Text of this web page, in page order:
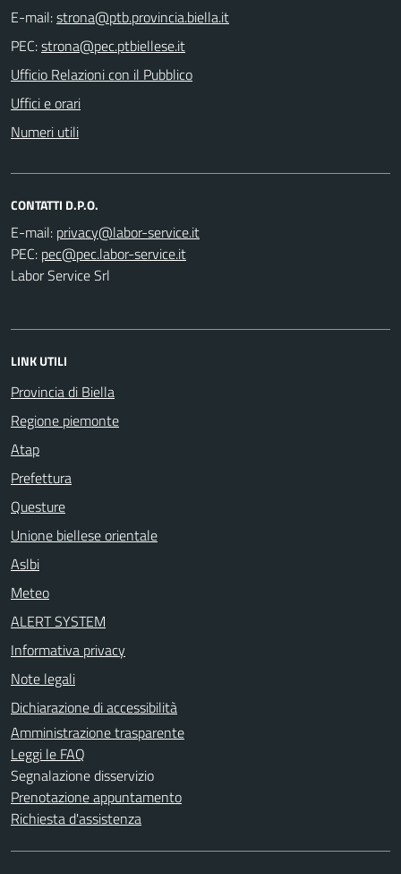
E-mail:
PEC:
Ufficio Relazioni con il Pubblico
Uffici e orari
Numeri utili
CONTATTI D.P.O.
E-mail:
PEC:
Labor Service Srl
LINK UTILI
Provincia di Biella
Regione piemonte
Atap
Prefettura
Questure
Unione biellese orientale
Aslbi
Meteo
ALERT SYSTEM
Informativa privacy
Note legali
Dichiarazione di accessibilità
Amministrazione trasparente
Leggi le FAQ
Segnalazione disservizio
Prenotazione appuntamento
Richiesta d'assistenza